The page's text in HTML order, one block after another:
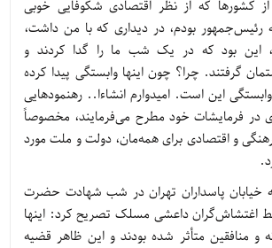
کشورها که از نظر اقتصادی شکوفایی خوبی
رئیس‌جمهور بودم، در دیداری که با من داشت،
این بود که در یک شب ما را گدا کردند و
گرفتند. چرا؟ چون اینها وابستگی پیدا کرده
این است. امیدوارم انشاءا.. رهنمودهایی
در فرمایشات خود مطرح می‌فرمایند، مخصوصاً
و اقتصادی برای همه‌مان، دولت و ملت مورد
خیابان پاسداران تهران در شب شهادت حضرت
اغتشاش‌گران داعشی مسلک تصریح کرد: اینها
و منافقین متأثر شده بودند و این ظاهر قضیه